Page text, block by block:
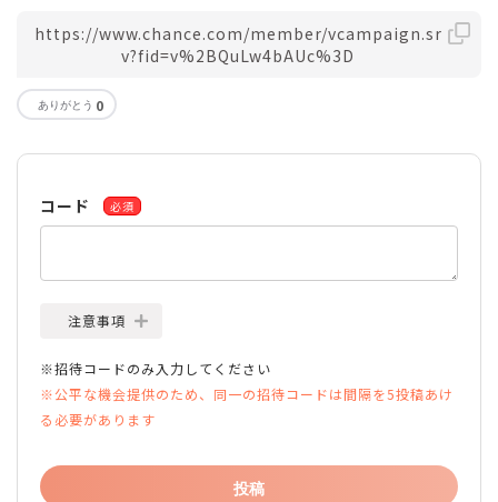
https://www.chance.com/member/vcampaign.sr
v?fid=v%2BQuLw4bAUc%3D
0
コード 必須
注意事項
※招待コードのみ入力してください
※公平な機会提供のため、同一の招待コードは間隔を5投稿あけ
る必要があります